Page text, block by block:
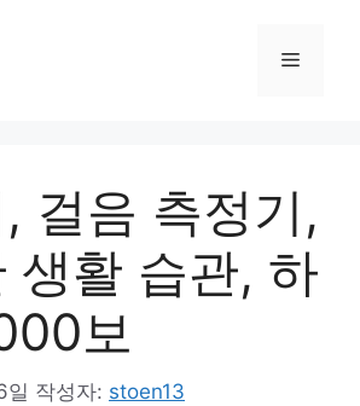
메
걸음 측정기,
생활 습관, 하
보
일 작성자: stoen13